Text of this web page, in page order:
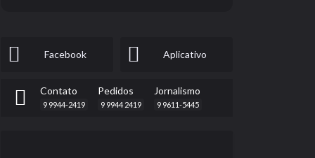
Facebook Aplicativo
Contato
9 9944-2419
Pedidos
9 9944 2419
Jornalismo
9 9611-5445